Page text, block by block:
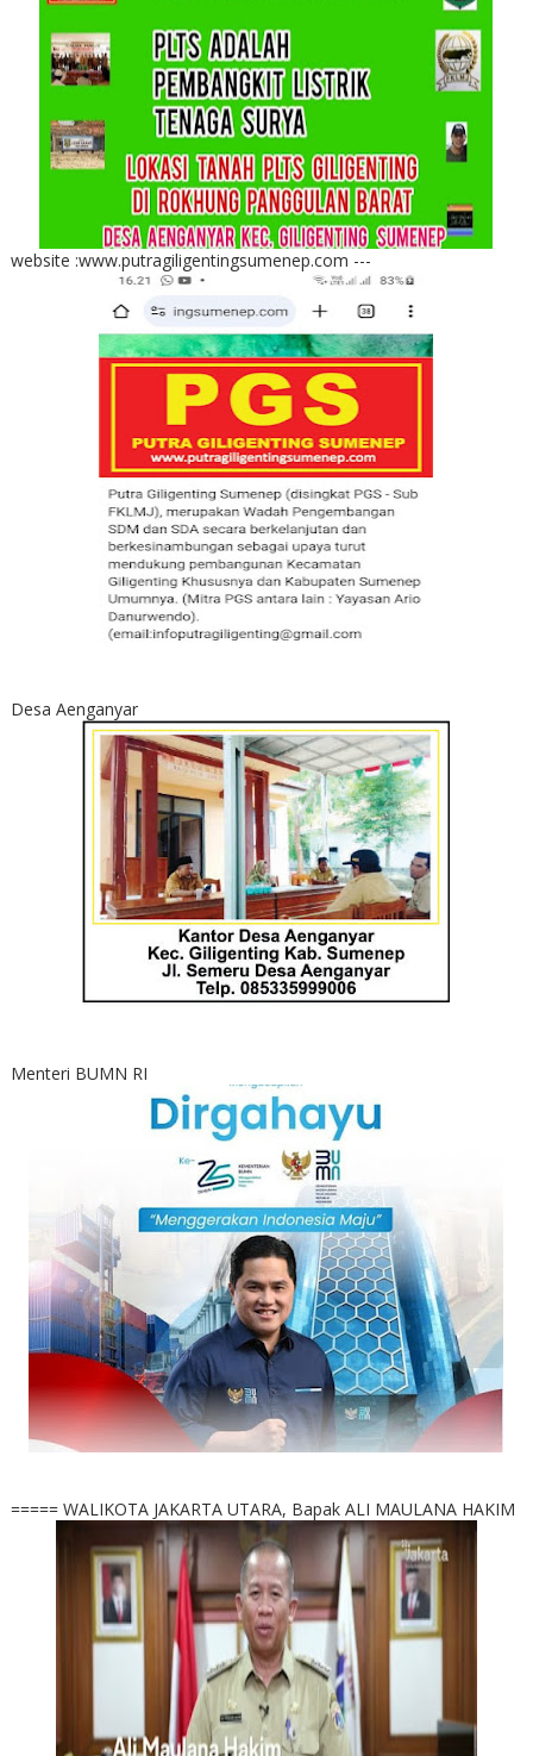
website :www.putragiligentingsumenep.com ---
Desa Aenganyar
Menteri BUMN RI
===== WALIKOTA JAKARTA UTARA, Bapak ALI MAULANA HAKIM